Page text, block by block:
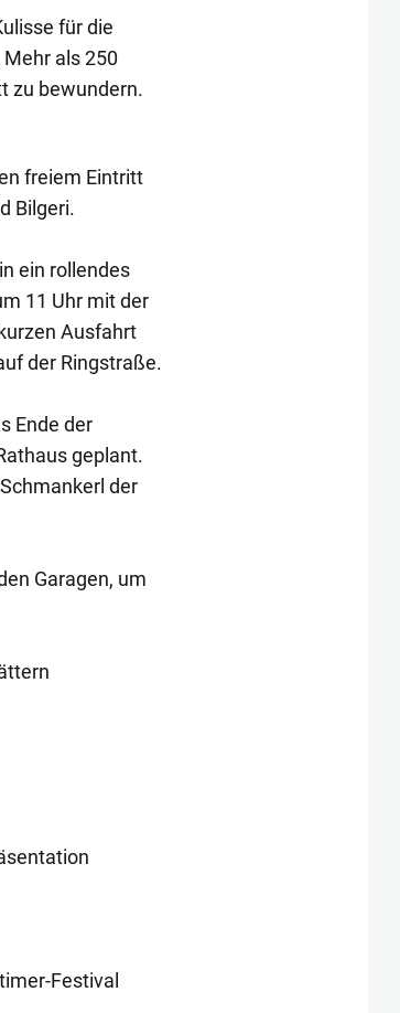
für die
als 250
zu bewundern.
freiem Eintritt
Bilgeri.
ein rollendes
11 Uhr mit der
Ausfahrt
der Ringstraße.
Ende der
geplant.
der
Garagen, um
Festival